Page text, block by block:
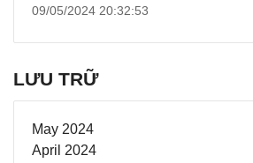
09/05/2024 20:32:53
LƯU TRỮ
May 2024
April 2024